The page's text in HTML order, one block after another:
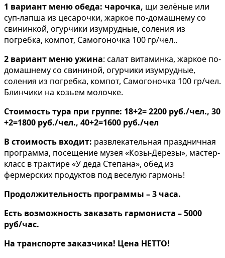
1 вариант меню обеда: чарочка, щи зелёные или
суп-лапша из цесарочки, жаркое по-домашнему со
свининкой, огурчики изумрудные, соления из
погребка, компот, Самогоночка 100 гр/чел..
2 вариант меню ужина: салат витаминка, жаркое по-
домашнему со свининой, огурчики изумрудные,
соления из погребка, компот, Самогоночка 100 гр/чел.
Блинчики на козьем молочке.
Стоимость тура при группе: 18+2= 2200 руб./чел., 30
+2=1800 руб./чел., 40+2=1600 руб./чел
В стоимость входит: развлекательная праздничная
программа, посещение музея «Козы-Дерезы», мастер-
класс в трактире «У деда Степана», обед из
фермерских продуктов под веселую гармонь!
Продолжительность программы – 3 часа.
Есть возможность заказать гармониста – 5000
руб/час.
На транспорте заказчика! Цена НЕТТО!